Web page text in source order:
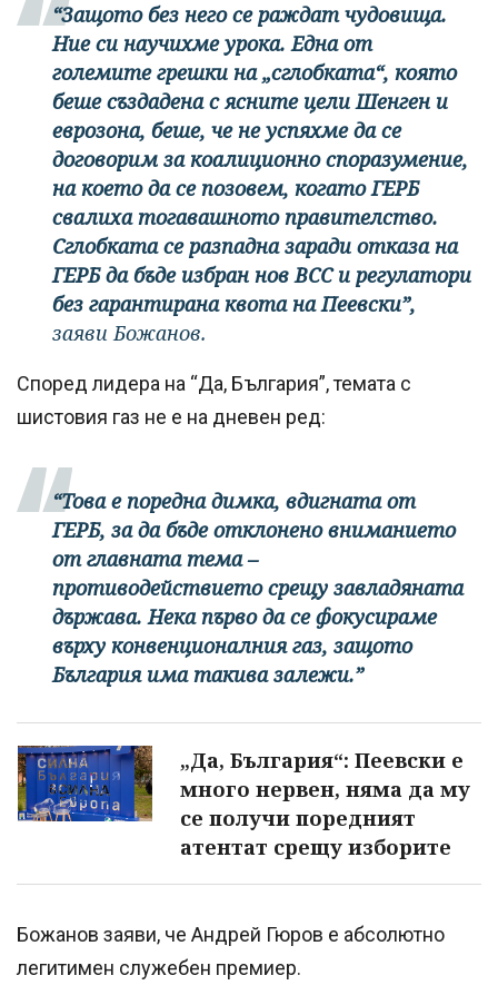
“Защото без него се раждат чудовища.
Ние си научихме урока. Една от
големите грешки на „сглобката“, която
беше създадена с ясните цели Шенген и
еврозона, беше, че не успяхме да се
договорим за коалиционно споразумение,
на което да се позовем, когато ГЕРБ
свалиха тогавашното правителство.
Сглобката се разпадна заради отказа на
ГЕРБ да бъде избран нов ВСС и регулатори
без гарантирана квота на Пеевски”,
заяви Божанов.
Според лидера на “Да, България”, темата с
шистовия газ не е на дневен ред:
“Това е поредна димка, вдигната от
ГЕРБ, за да бъде отклонено вниманието
от главната тема –
противодействието срещу завладяната
държава. Нека първо да се фокусираме
върху конвенционалния газ, защото
България има такива залежи.”
„Да, България“: Пеевски е
много нервен, няма да му
се получи поредният
атентат срещу изборите
Божанов заяви, че Андрей Гюров е абсолютно
легитимен служебен премиер.